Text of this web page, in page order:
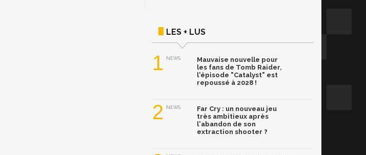
LES + LUS
1 NEWS
Mauvaise nouvelle pour
les fans de Tomb Raider,
l'épisode "Catalyst" est
repoussé à 2028 !
2 NEWS
Far Cry : un nouveau jeu
très ambitieux après
l'abandon de son
extraction shooter ?